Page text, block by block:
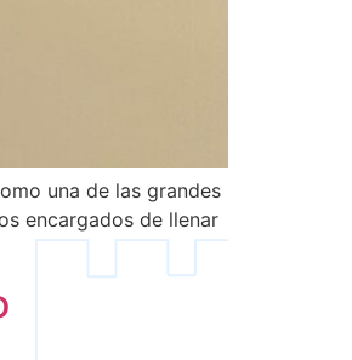
una de las grandes
encargados de llenar